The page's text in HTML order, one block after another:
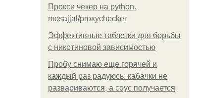
Прокси чекер на python.
mosajjal/proxychecker
Эффективные таблетки для борьбы
с никотиновой зависимостью
Пробу снимаю еще горячей и
каждый раз радуюсь: кабачки не
развариваются, а соус получается